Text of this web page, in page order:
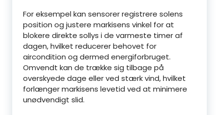
For eksempel kan sensorer registrere solens
position og justere markisens vinkel for at
blokere direkte sollys i de varmeste timer af
dagen, hvilket reducerer behovet for
aircondition og dermed energiforbruget.
Omvendt kan de trække sig tilbage på
overskyede dage eller ved stærk vind, hvilket
forlænger markisens levetid ved at minimere
unødvendigt slid.